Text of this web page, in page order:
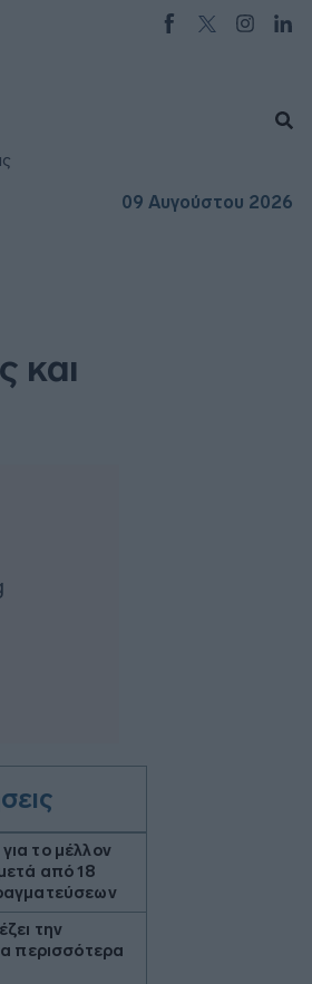
09 Αυγούστου 2026
και
το μέλλον
από 18
την
περισσότερα